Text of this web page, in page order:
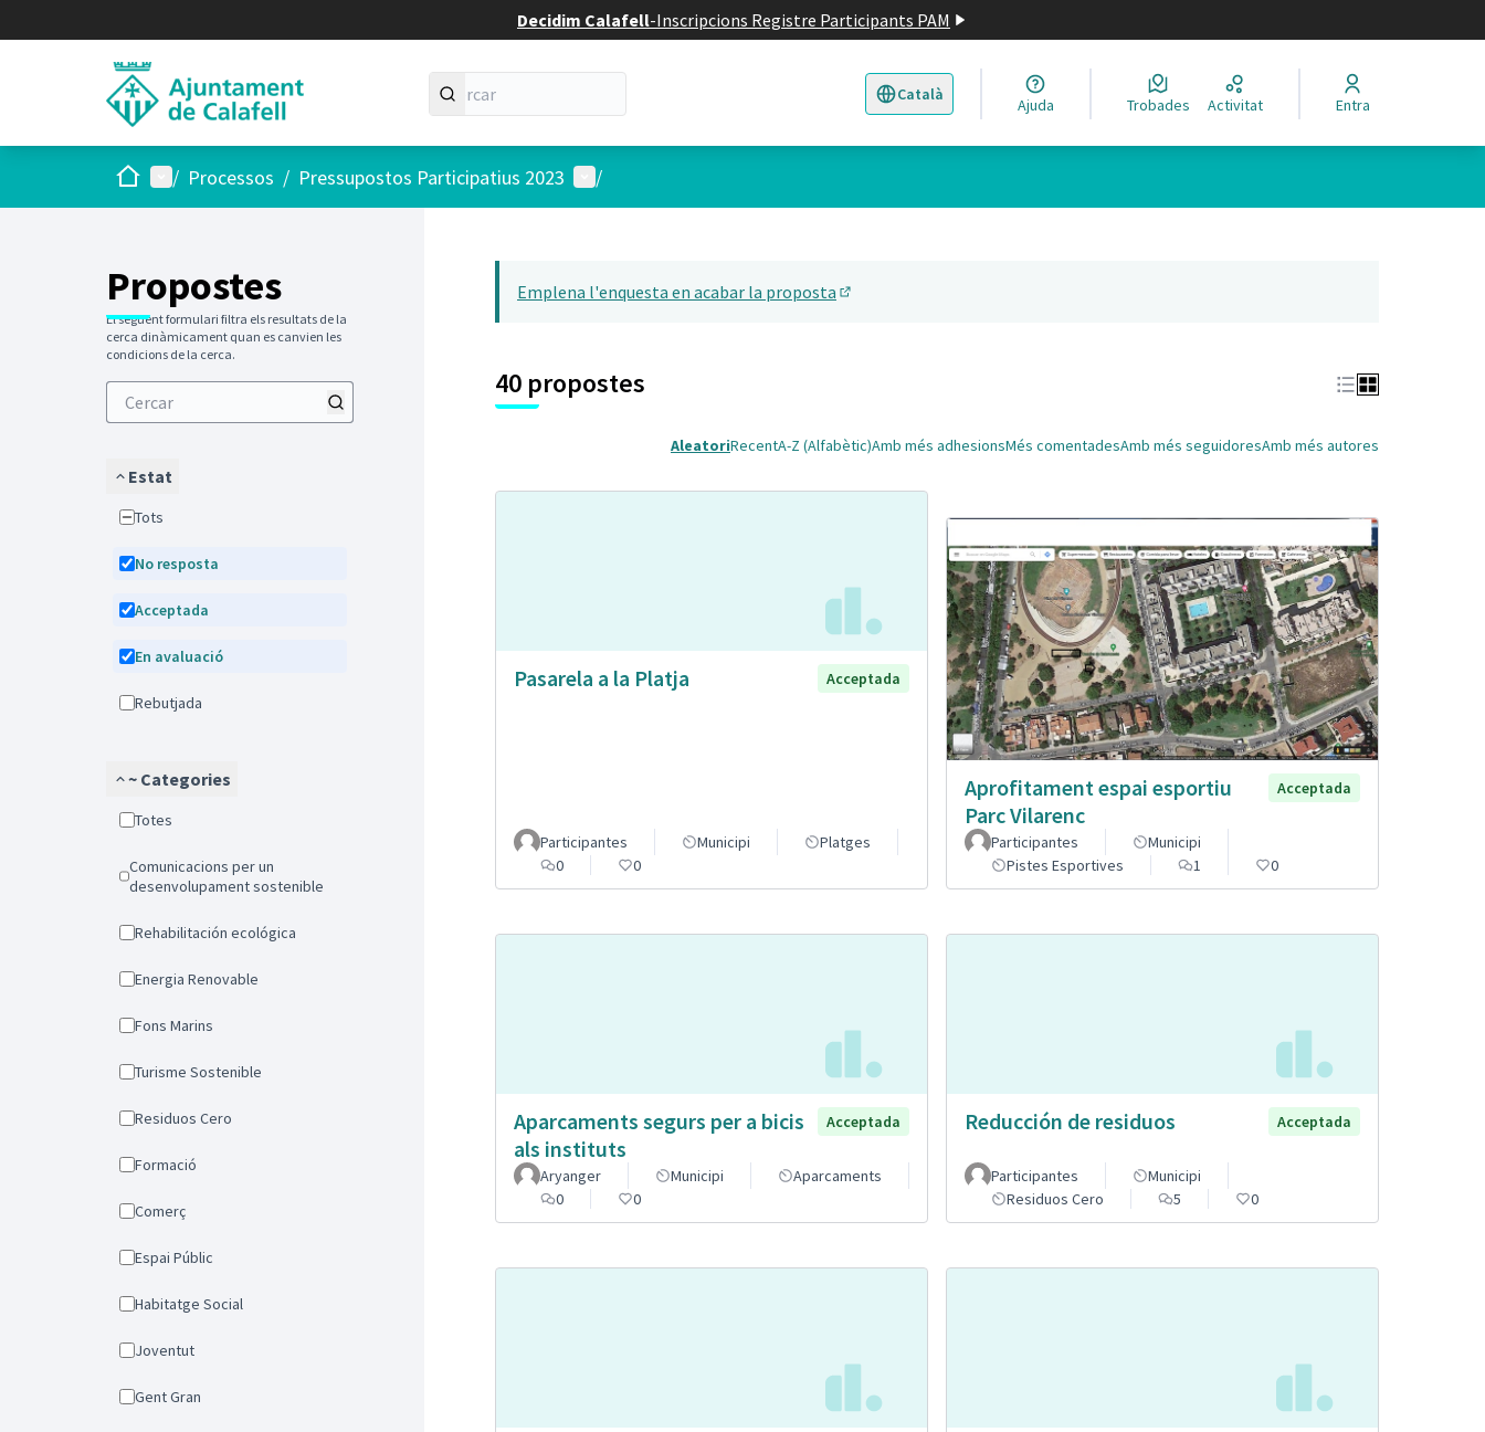
Decidim Calafell-Inscripcions Registre Participants PAM
Català
Triar la llengua Elegir el idioma
Ajuda Trobades Activitat Entra
Inici Menú principal
/ Processos / Pressupostos Participatius 2023 Menú d'usuari
/
Propostes
El següent formulari filtra els resultats de la
cerca dinàmicament quan es canvien les
condicions de la cerca.
Estat
Tots
No resposta
Acceptada
En avaluació
Rebutjada
~ Categories
Totes
Comunicacions per un
desenvolupament sostenible
Rehabilitación ecológica
Energia Renovable
Fons Marins
Turisme Sostenible
Residuos Cero
Formació
Comerç
Espai Públic
Habitatge Social
Joventut
Gent Gran
12
Emplena l'enquesta en acabar la proposta
40 propostes
AleatoriRecentA-Z (Alfabètic)Amb més adhesionsMés comentadesAmb més seguidoresAmb més autores
Pasarela a la Platja Acceptada
Participantes Municipi
Platges
0
0
Aprofitament espai esportiu
Parc Vilarenc
Acceptada
Participantes
Municipi
Pistes Esportives
1 0
Aparcaments segurs per a bicis
als instituts
Acceptada
Aryanger Municipi
Aparcaments
0
0
Reducción de residuos Acceptada
Participantes
Municipi
Residuos Cero
5 0